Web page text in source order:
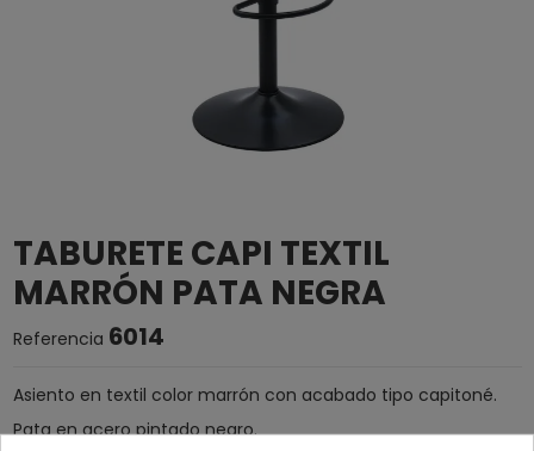
TABURETE CAPI TEXTIL
MARRÓN PATA NEGRA
Referencia 6014
Asiento en textil color marrón con acabado tipo capitoné.
Pata en acero pintado negro.